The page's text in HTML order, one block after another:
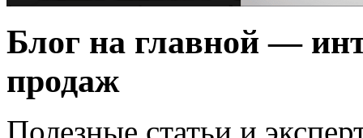
Блог на главной —
продаж
Полезные статьи и